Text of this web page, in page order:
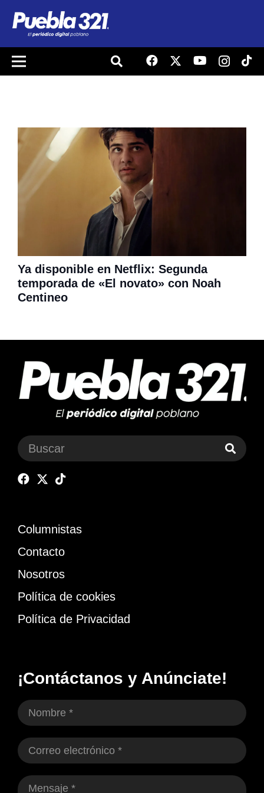
Ya disponible en Netflix: Segunda
temporada de «El novato» con Noah
Centineo
Columnistas
Contacto
Nosotros
Política de cookies
Política de Privacidad
¡Contáctanos y Anúnciate!